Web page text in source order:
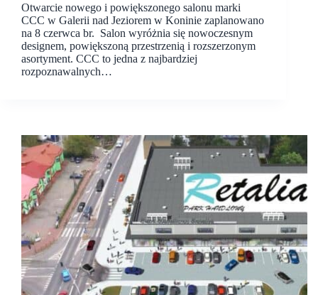
Otwarcie nowego i powiększonego salonu marki
CCC w Galerii nad Jeziorem w Koninie zaplanowano
na 8 czerwca br. Salon wyróżnia się nowoczesnym
designem, powiększoną przestrzenią i rozszerzonym
asortyment. CCC to jedna z najbardziej
rozpoznawalnych…